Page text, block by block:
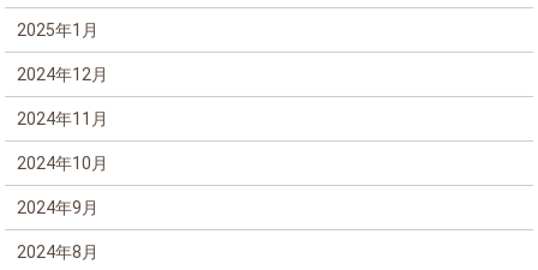
2025年1月
2024年12月
2024年11月
2024年10月
2024年9月
2024年8月